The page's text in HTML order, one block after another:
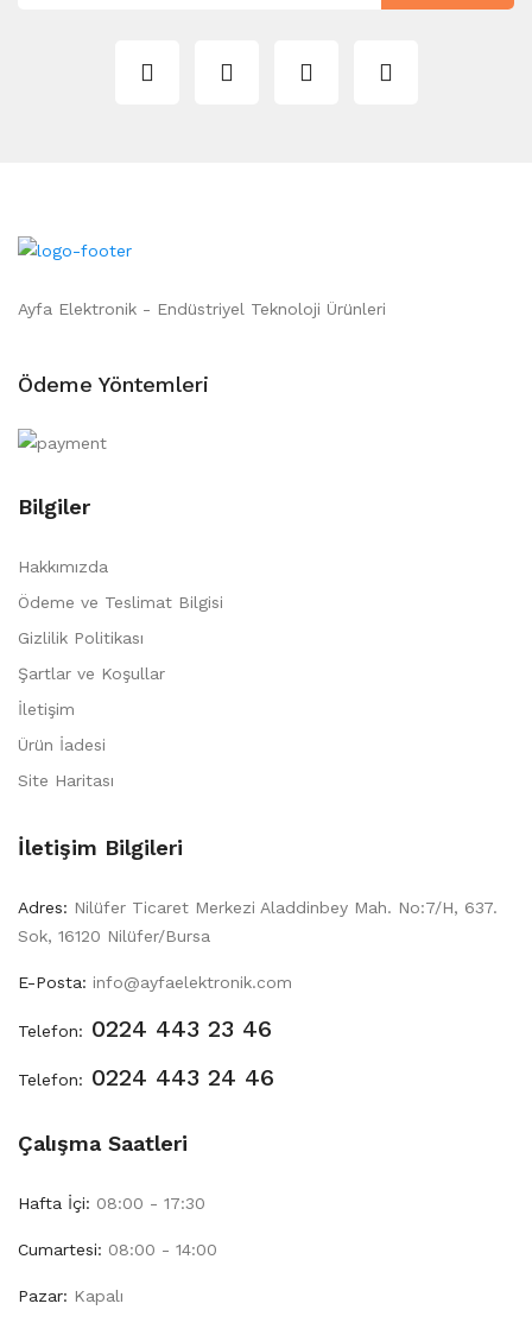
Ayfa Elektronik - Endüstriyel Teknoloji Ürünleri
Ödeme Yöntemleri
Bilgiler
Hakkımızda
Ödeme ve Teslimat Bilgisi
Gizlilik Politikası
Şartlar ve Koşullar
İletişim
Ürün İadesi
Site Haritası
İletişim Bilgileri
Adres: Nilüfer Ticaret Merkezi Aladdinbey Mah. No:7/H, 637.
Sok, 16120 Nilüfer/Bursa
E-Posta: info@ayfaelektronik.com
Telefon: 0224 443 23 46
Telefon: 0224 443 24 46
Çalışma Saatleri
Hafta İçi: 08:00 - 17:30
Cumartesi: 08:00 - 14:00
Pazar: Kapalı